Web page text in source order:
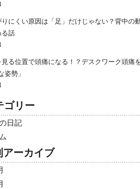
りにくい原因は「足」だけじゃない？背中の
る話
見る位置で頭痛になる！？デスクワーク頭痛
姿勢」
ゴリー
日記
アーカイブ